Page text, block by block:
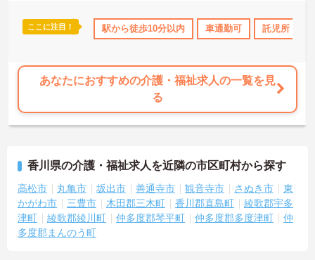
日勤のみ ボーナス・賞与あり 社会保険完備 交通費支給
ここに注目！ 駅から徒歩10分以内 車通勤可 託児所・育
あなたにおすすめの介護・福祉求人の一覧を見
る
香川県の介護・福祉求人を近隣の市区町村から探す
高松市 丸亀市 坂出市 善通寺市 観音寺市 さぬき市
東
かがわ市
三豊市 木田郡三木町 香川郡直島町
綾歌郡宇多
津町
綾歌郡綾川町 仲多度郡琴平町 仲多度郡多度津町
仲
多度郡まんのう町